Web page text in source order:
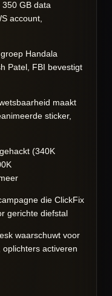
350 GB data
account,
Handala
Patel, FBI bevestigt
maakt
sticker,
(340K
die ClickFix
gerichte diefstal
waarschuwt voor
activeren